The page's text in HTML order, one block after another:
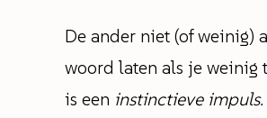
De ander niet (of weinig)
woord laten als je weinig
is een instinctieve impuls.